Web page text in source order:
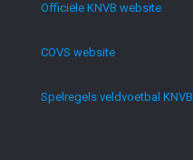
Officiële KNVB website
COVS website
Spelregels veldvoetbal KNVB